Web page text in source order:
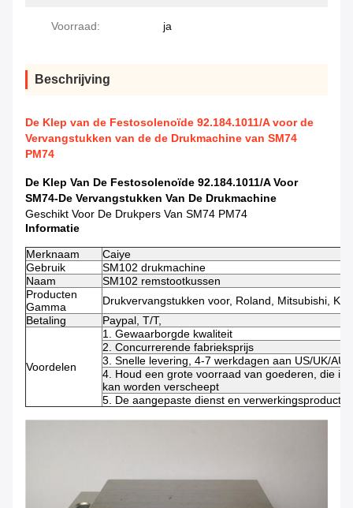
Voorraad: ja
Beschrijving
De Klep van de Festosolenoïde 92.184.1011/A voor de
Vervangstukken van de de Drukmachine van SM74
PM74
De Klep Van De Festosolenoïde 92.184.1011/A Voor
SM74-De Vervangstukken Van De Drukmachine
Geschikt Voor De Drukpers Van SM74 PM74
Informatie
Merknaam
Caiye
Gebruik
SM102 drukmachine
Naam
SM102 remstootkussen
Producten
Gamma
Drukvervangstukken voor, Roland, Mitsubishi,
Betaling
Paypal, T/T,
Voordelen
1. Gewaarborgde kwaliteit
2. Concurrerende fabrieksprijs
3. Snelle levering, 4-7 werkdagen aan US/UK/AU
4. Houd een grote voorraad van goederen, die in
kan worden verscheept
5. De aangepaste dienst en